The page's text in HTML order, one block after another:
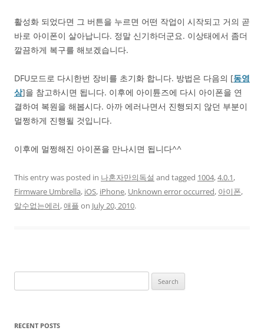
활성화 되었다면 그 버튼을 누르면 어떤 작업이 시작되고 거의 곧
바로 아이폰이 살아납니다. 정말 신기하더군요. 이상태에서 좀더
깔끔하게 복구를 해보겠습니다.
DFU모드로 다시한번 장비를 초기화 합니다. 방법은 다음의 [동영
상]을 참고하시면 됩니다. 이후에 아이튠즈에 다시 아이폰을 연
결하여 복원을 해봅시다. 아까 에러나면서 진행되지 않던 부분이
멀쩡하게 진행될 것입니다.
이후에 멀쩡해진 아이폰을 만나시면 됩니다^^
This entry was posted in 나혼자만의독설 and tagged 1004,4.0.1,
Firmware Umbrella, iOS, iPhone, Unknown error occurred, 아이폰,
알수없는에러,애플 on July 20, 2010.
for:
RECENT POSTS